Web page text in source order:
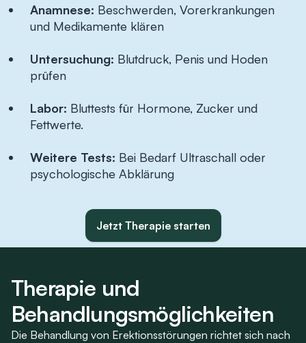
Anamnese: Beschwerden, Vorerkrankungen
und Medikamente klären
Untersuchung: Blutdruck, Penis und Hoden
prüfen
Labor: Bluttests für Hormone, Zucker und
Fettwerte.
Weitere Tests: Bei Bedarf Ultraschall oder
psychologische Abklärung
Jetzt Therapie starten
Therapie und
Behandlungsmöglichkeiten
Die Behandlung von Erektionsstörungen richtet sich nach